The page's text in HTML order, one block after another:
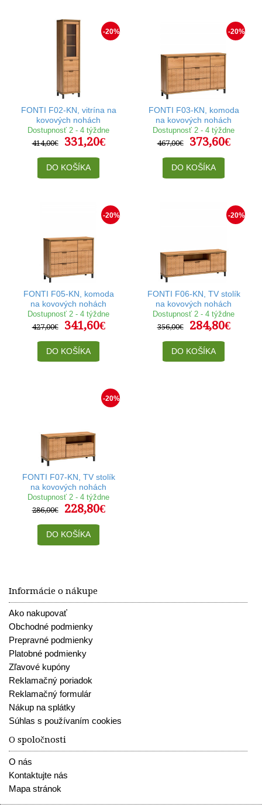
-20%
FONTI F02-KN, vitrína na
kovových nohách
Dostupnosť 2 - 4 týždne
414,00€
331,20€
DO KOŠÍKA
-20%
FONTI F03-KN, komoda
na kovových nohách
Dostupnosť 2 - 4 týždne
467,00€
373,60€
DO KOŠÍKA
-20%
FONTI F05-KN, komoda
na kovových nohách
Dostupnosť 2 - 4 týždne
427,00€
341,60€
DO KOŠÍKA
-20%
FONTI F06-KN, TV stolík
na kovových nohách
Dostupnosť 2 - 4 týždne
356,00€
284,80€
DO KOŠÍKA
-20%
FONTI F07-KN, TV stolík
na kovových nohách
Dostupnosť 2 - 4 týždne
286,00€
228,80€
DO KOŠÍKA
Informácie o nákupe
Ako nakupovať
Obchodné podmienky
Prepravné podmienky
Platobné podmienky
Zľavové kupóny
Reklamačný poriadok
Reklamačný formulár
Nákup na splátky
Súhlas s používaním cookies
O spoločnosti
O nás
Kontaktujte nás
Mapa stránok